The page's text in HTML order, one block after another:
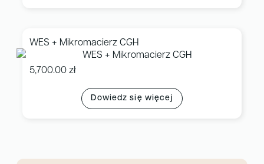
WES + Mikromacierz CGH
5,700.00 zł
Dowiedz się więcej